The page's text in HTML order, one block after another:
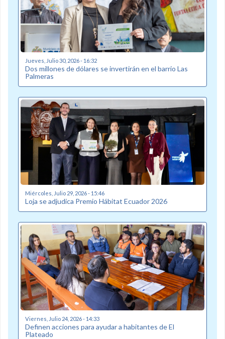
Jueves, Julio 30, 2026 - 16:32
Dos millones de dólares se invertirán en el barrio Las
Palmeras
Miércoles, Julio 29, 2026 - 15:46
Loja se adjudica Premio Hábitat Ecuador 2026
Viernes, Julio 24, 2026 - 14:33
Definen acciones para ayudar a habitantes de El
Plateado